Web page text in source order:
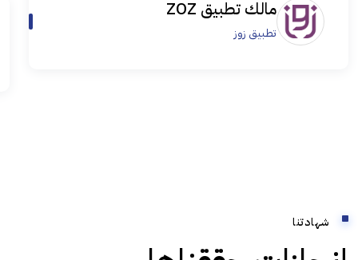
مالك تطبيق ZOZ
تطبيق زوز
شهادتنا